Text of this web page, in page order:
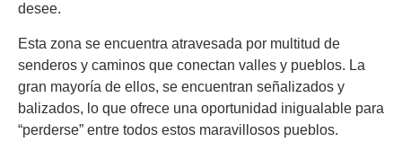
desee.
Esta zona se encuentra atravesada por multitud de
senderos y caminos que conectan valles y pueblos. La
gran mayoría de ellos, se encuentran señalizados y
balizados, lo que ofrece una oportunidad inigualable para
“perderse” entre todos estos maravillosos pueblos.